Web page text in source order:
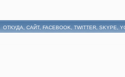
ОТКУДА, САЙТ, FACEBOOK, TWITTER, SKYPE,